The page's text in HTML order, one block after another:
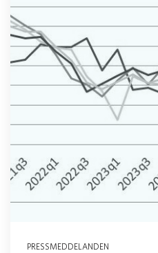
PRESSMEDDELANDEN